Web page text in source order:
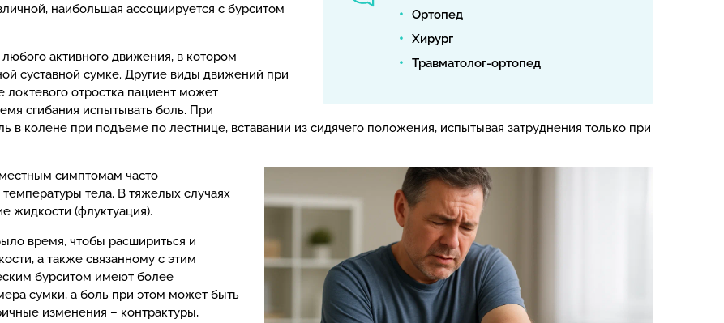
Ортопед
Хирург
Травматолог-ортопед
наибольшая ассоциируется с бурситом
активного движения, в котором
суставной сумке. Другие виды движений при
отростка пациент может
сгибания испытывать боль. При
в колене при подъеме по лестнице, вставании из сидячего положения, испытывая затруднения только при
симптомам часто
тела. В тяжелых случаях
жидкости (флуктуация).
время, чтобы расшириться и
а также связанному с этим
бурситом имеют более
сумки, а боль при этом может быть
изменения – контрактуры,